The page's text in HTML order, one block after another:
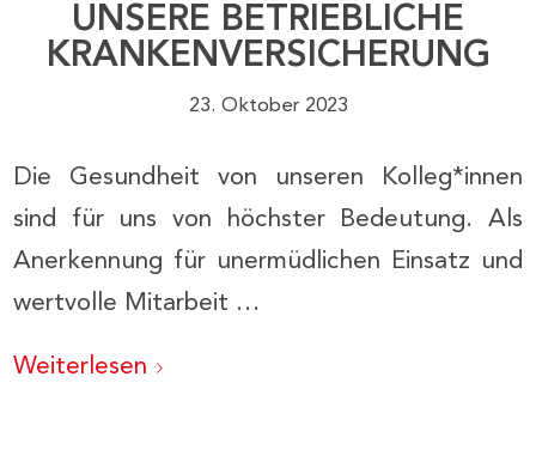
UNSERE BETRIEBLICHE
KRANKENVERSICHERUNG
23. Oktober 2023
Die Gesundheit von unseren Kolleg*innen
sind für uns von höchster Bedeutung. Als
Anerkennung für unermüdlichen Einsatz und
wertvolle Mitarbeit …
Weiterlesen